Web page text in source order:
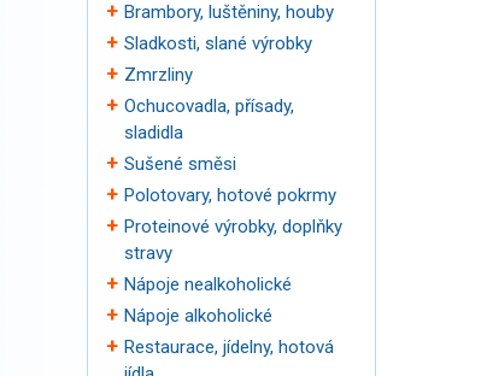
Brambory, luštěniny, houby
Sladkosti, slané výrobky
Zmrzliny
Ochucovadla, přísady,
sladidla
Sušené směsi
Polotovary, hotové pokrmy
Proteinové výrobky, doplňky
stravy
Nápoje nealkoholické
Nápoje alkoholické
Restaurace, jídelny, hotová